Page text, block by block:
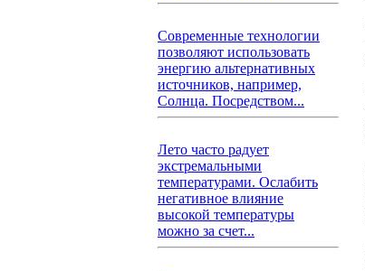
Современные технологии
позволяют использовать
энергию альтернативных
источников, например,
Солнца. Посредством...
Лето часто радует
экстремальными
температурами. Ослабить
негативное влияние
высокой температуры
можно за счет...